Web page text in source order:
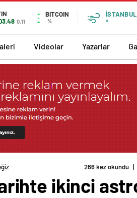
0,11
BITCOIN
%
İSTANBUL
°
Videolar Yazarlar
ikinci